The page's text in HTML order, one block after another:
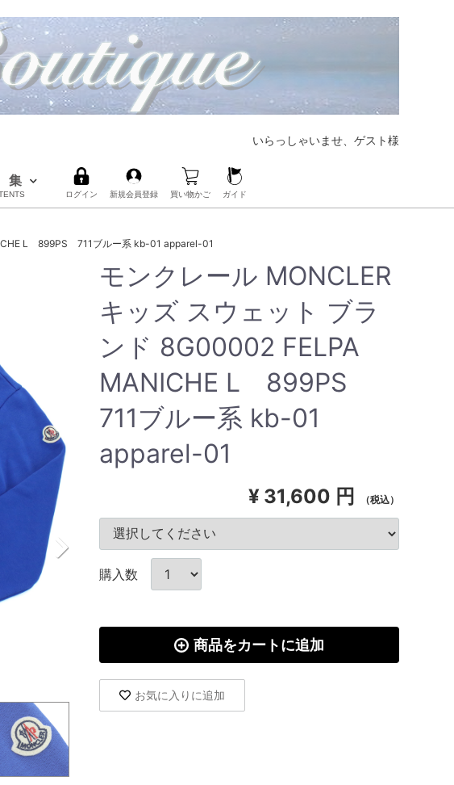
いらっしゃいませ、ゲスト様
集
ログイン 新規会員登録 買い物かご ガイド
L 899PS 711ブルー系 kb-01 apparel-01
モンクレール MONCLER
キッズ スウェット ブラ
ンド 8G00002 FELPA
MANICHE L 899PS
711ブルー系 kb-01
apparel-01
¥ 31,600 円 （税込）
購入数
商品をカートに追加
お気に入りに追加